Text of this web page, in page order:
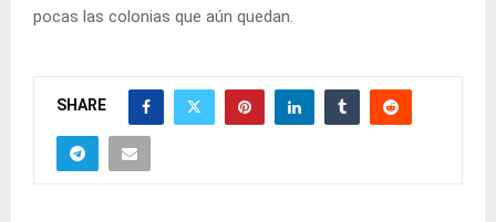
pocas las colonias que aún quedan.
SHARE